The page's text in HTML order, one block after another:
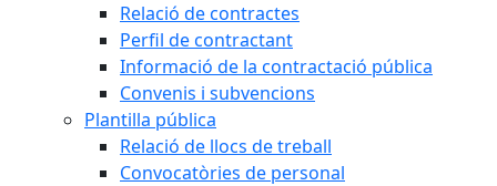
Relació de contractes
Perfil de contractant
Informació de la contractació pública
Convenis i subvencions
Plantilla pública
Relació de llocs de treball
Convocatòries de personal